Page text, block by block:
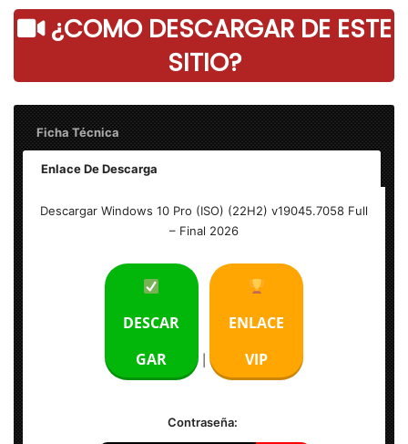
¿COMO DESCARGAR DE ESTE
SITIO?
Ficha Técnica
Enlace De Descarga
Idioma: Multilenguaje (Español)
Arquitectura: x64
Descargar Windows 10 Pro (ISO) (22H2) v19045.7058 Full
– Final 2026
DESCAR
GAR
ENLACE
VIP
Contraseña: